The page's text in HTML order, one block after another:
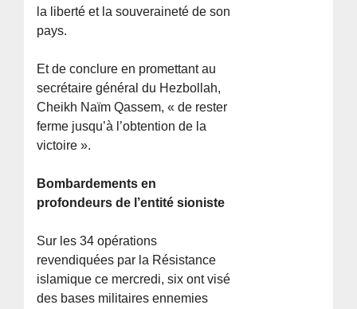
la liberté et la souveraineté de son
pays.
Et de conclure en promettant au
secrétaire général du Hezbollah,
Cheikh Naïm Qassem, « de rester
ferme jusqu’à l’obtention de la
victoire ».
Bombardements en
profondeurs de l’entité sioniste
Sur les 34 opérations
revendiquées par la Résistance
islamique ce mercredi, six ont visé
des bases militaires ennemies